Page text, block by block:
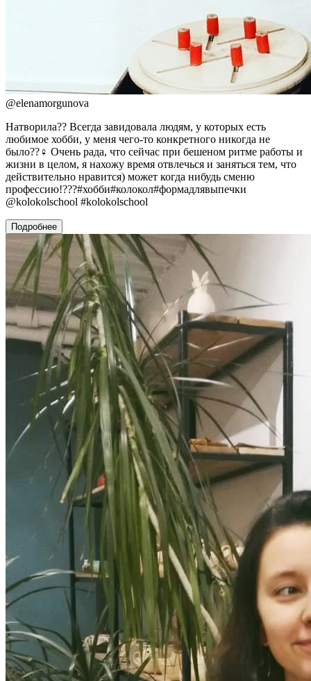
@elenamorgunova
Натворила?? Всегда завидовала людям, у которых есть
любимое хобби, у меня чего-то конкретного никогда не
было??‍♀️ Очень рада, что сейчас при бешеном ритме работы и
жизни в целом, я нахожу время отвлечься и заняться тем, что
действительно нравится) может когда нибудь сменю
профессию!???#хобби#колокол#формадлявыпечки
@kolokolschool #kolokolschool
Подробнее